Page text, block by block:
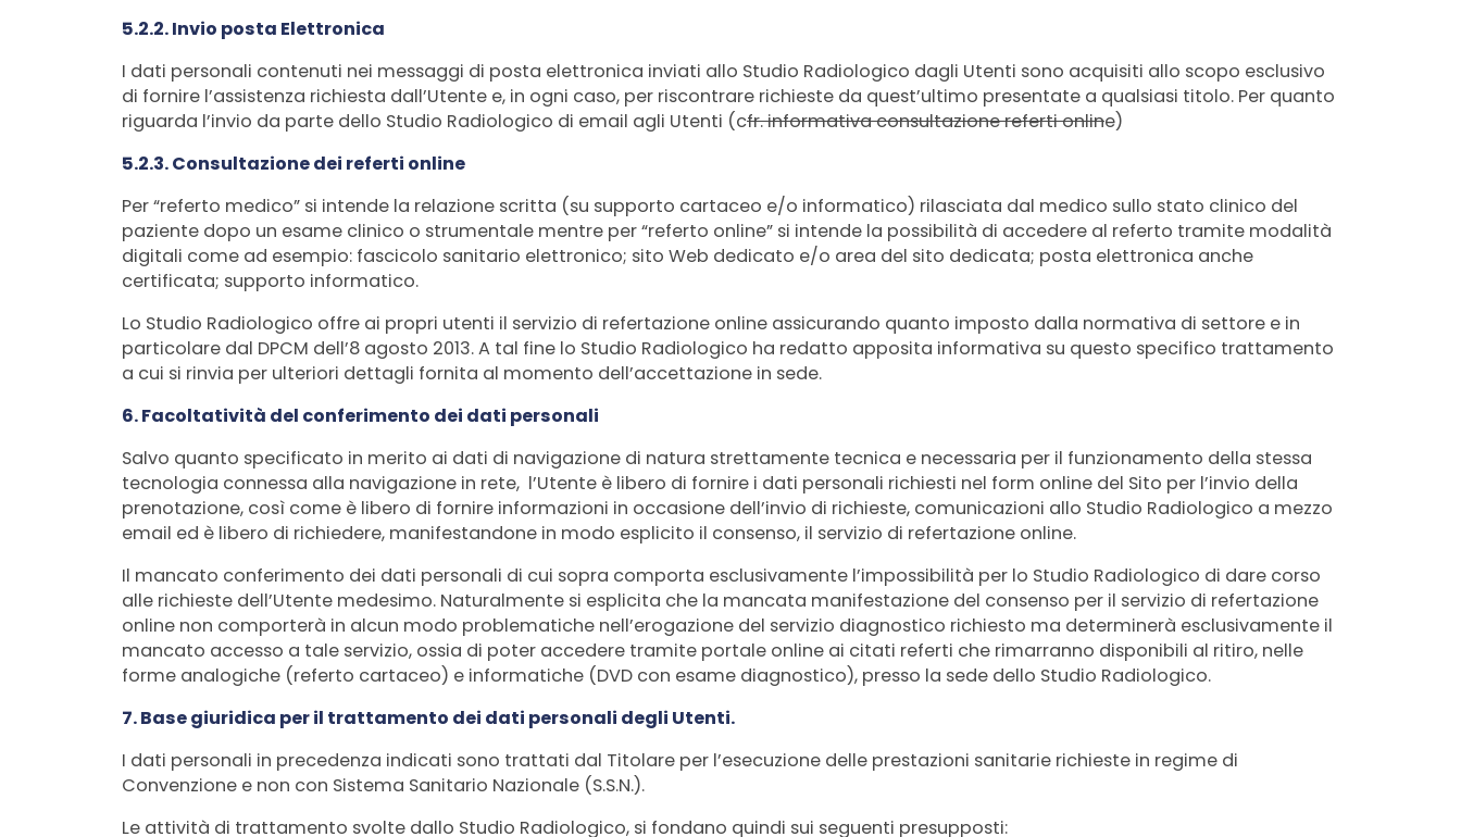
5.2.2. Invio posta Elettronica
I dati personali contenuti nei messaggi di posta elettronica inviati allo Studio Radiologico dagli Utenti sono acquisiti allo scopo esclusivo
di fornire l’assistenza richiesta dall’Utente e, in ogni caso, per riscontrare richieste da quest’ultimo presentate a qualsiasi titolo. Per quanto
riguarda l’invio da parte dello Studio Radiologico di email agli Utenti (cfr. informativa consultazione referti online)
5.2.3. Consultazione dei referti online
Per “referto medico” si intende la relazione scritta (su supporto cartaceo e/o informatico) rilasciata dal medico sullo stato clinico del
paziente dopo un esame clinico o strumentale mentre per “referto online” si intende la possibilità di accedere al referto tramite modalità
digitali come ad esempio: fascicolo sanitario elettronico; sito Web dedicato e/o area del sito dedicata; posta elettronica anche
certificata; supporto informatico.
Lo Studio Radiologico offre ai propri utenti il servizio di refertazione online assicurando quanto imposto dalla normativa di settore e in
particolare dal DPCM dell’8 agosto 2013. A tal fine lo Studio Radiologico ha redatto apposita informativa su questo specifico trattamento
a cui si rinvia per ulteriori dettagli fornita al momento dell’accettazione in sede.
6. Facoltatività del conferimento dei dati personali
Salvo quanto specificato in merito ai dati di navigazione di natura strettamente tecnica e necessaria per il funzionamento della stessa
tecnologia connessa alla navigazione in rete, l’Utente è libero di fornire i dati personali richiesti nel form online del Sito per l’invio della
prenotazione, così come è libero di fornire informazioni in occasione dell’invio di richieste, comunicazioni allo Studio Radiologico a mezzo
email ed è libero di richiedere, manifestandone in modo esplicito il consenso, il servizio di refertazione online.
Il mancato conferimento dei dati personali di cui sopra comporta esclusivamente l’impossibilità per lo Studio Radiologico di dare corso
alle richieste dell’Utente medesimo. Naturalmente si esplicita che la mancata manifestazione del consenso per il servizio di refertazione
online non comporterà in alcun modo problematiche nell’erogazione del servizio diagnostico richiesto ma determinerà esclusivamente il
mancato accesso a tale servizio, ossia di poter accedere tramite portale online ai citati referti che rimarranno disponibili al ritiro, nelle
forme analogiche (referto cartaceo) e informatiche (DVD con esame diagnostico), presso la sede dello Studio Radiologico.
7. Base giuridica per il trattamento dei dati personali degli Utenti.
I dati personali in precedenza indicati sono trattati dal Titolare per l’esecuzione delle prestazioni sanitarie richieste in regime di
Convenzione e non con Sistema Sanitario Nazionale (S.S.N.).
Le attività di trattamento svolte dallo Studio Radiologico, si fondano quindi sui seguenti presupposti: